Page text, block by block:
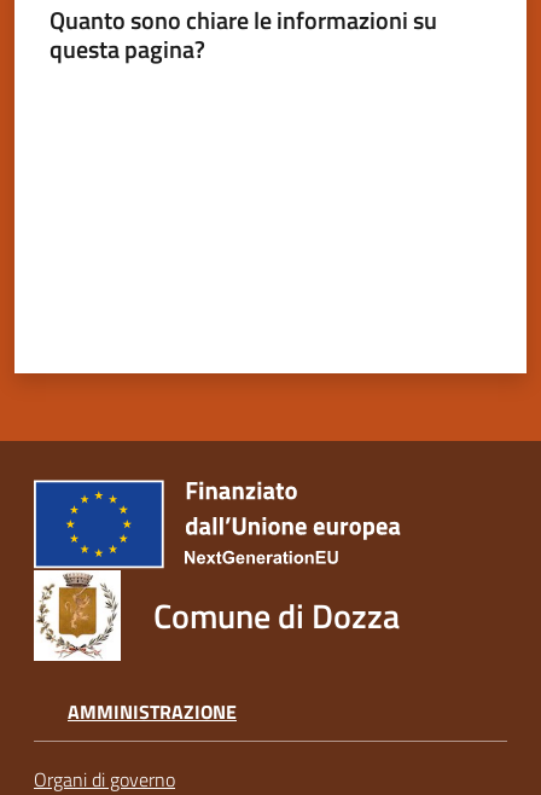
Quanto sono chiare le informazioni su
questa pagina?
Comune di Dozza
AMMINISTRAZIONE
Organi di governo